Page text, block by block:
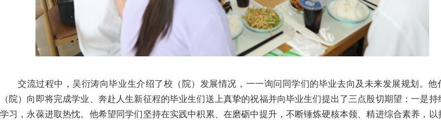
交流过程中，吴衍涛向毕业生介绍了校（院）发展情况，一一询问同学们的毕业去向及未来发展规划。他
（院）向即将完成学业、奔赴人生新征程的毕业生们送上真挚的祝福并向毕业生们提出了三点殷切期望：一是持
学习，永葆进取热忱。他希望同学们坚持在实践中积累、在磨砺中提升，不断锤炼硬核本领、精进综合素养，以